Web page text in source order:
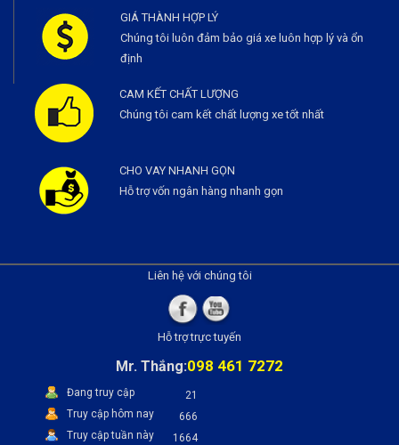
GIÁ THÀNH HỢP LÝ
Chúng tôi luôn đảm bảo giá xe luôn hợp lý và ổn
định
CAM KẾT CHẤT LƯỢNG
Chúng tôi cam kết chất lượng xe tốt nhất
CHO VAY NHANH GỌN
Hỗ trợ vốn ngân hàng nhanh gọn
Liên hệ với chúng tôi
Hỗ trợ trực tuyến
Mr. Thắng:098 461 7272
Đang truy cập
21
Truy cập hôm nay
666
Truy cập tuần này
1664